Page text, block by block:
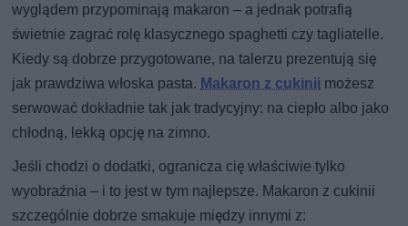
wyglądem przypominają makaron – a jednak potrafią
świetnie zagrać rolę klasycznego spaghetti czy tagliatelle.
Kiedy są dobrze przygotowane, na talerzu prezentują się
jak prawdziwa włoska pasta. Makaron z cukinii możesz
serwować dokładnie tak jak tradycyjny: na ciepło albo jako
chłodną, lekką opcję na zimno.
Jeśli chodzi o dodatki, ogranicza cię właściwie tylko
wyobraźnia – i to jest w tym najlepsze. Makaron z cukinii
szczególnie dobrze smakuje między innymi z: